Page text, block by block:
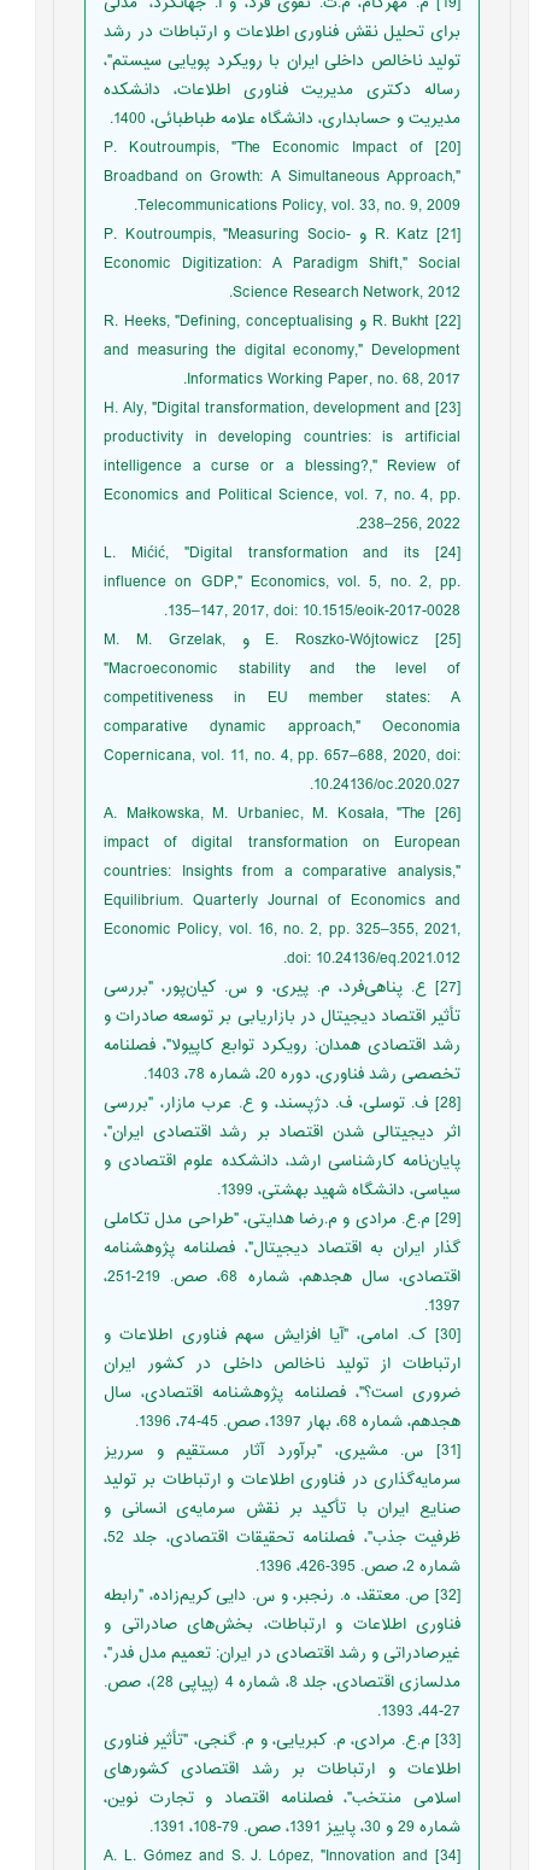
برای تحلیل نقش فناوری اطلاعات و ارتباطات در رشد
تولید ناخالص داخلی ایران با رویکرد پویایی سیستم"،
رساله دکتری مدیریت فناوری اطلاعات، دانشکده
مدیریت و حسابداری، دانشگاه علامه طباطبائی، 1400.
[20] P. Koutroumpis, "The Economic Impact of
Broadband on Growth: A Simultaneous Approach,"
Telecommunications Policy, vol. 33, no. 9, 2009.
[21] R. Katz و P. Koutroumpis, "Measuring Socio-
Economic Digitization: A Paradigm Shift," Social
Science Research Network, 2012.
[22] R. Bukht و R. Heeks, "Defining, conceptualising
and measuring the digital economy," Development
Informatics Working Paper, no. 68, 2017.
[23] H. Aly, "Digital transformation, development and
productivity in developing countries: is artificial
intelligence a curse or a blessing?," Review of
Economics and Political Science, vol. 7, no. 4, pp.
238–256, 2022.
[24] L. Mićić, "Digital transformation and its
influence on GDP," Economics, vol. 5, no. 2, pp.
135–147, 2017, doi: 10.1515/eoik-2017-0028.
[25] E. Roszko-Wójtowicz و M. M. Grzelak,
"Macroeconomic stability and the level of
competitiveness in EU member states: A
comparative dynamic approach," Oeconomia
Copernicana, vol. 11, no. 4, pp. 657–688, 2020, doi:
10.24136/oc.2020.027.
[26] A. Małkowska, M. Urbaniec, M. Kosała, "The
impact of digital transformation on European
countries: Insights from a comparative analysis,"
Equilibrium. Quarterly Journal of Economics and
Economic Policy, vol. 16, no. 2, pp. 325–355, 2021,
doi: 10.24136/eq.2021.012.
[27] ع. پناهی‌فرد، م. پیری، و س. کیان‌پور، "بررسی
تأثیر اقتصاد دیجیتال در بازاریابی بر توسعه صادرات و
رشد اقتصادی همدان: رویکرد توابع کاپیولا"، فصلنامه
تخصصی رشد فناوری، دوره 20، شماره 78، 1403.
[28] ف. توسلی، ف. دژپسند، و ع. عرب مازار، "بررسی
اثر دیجیتالی شدن اقتصاد بر رشد اقتصادی ایران"،
پایان‌نامه کارشناسی ارشد، دانشکده علوم اقتصادی و
سیاسی، دانشگاه شهید بهشتی، 1399.
[29] م.ع. مرادی و م.رضا هدایتی، "طراحی مدل تکاملی
گذار ایران به اقتصاد دیجیتال"، فصلنامه پژوهشنامه
اقتصادی، سال هجدهم، شماره 68، صص. 219-251،
1397.
[30] ک. امامی، "آیا افزایش سهم فناوری اطلاعات و
ارتباطات از تولید ناخالص داخلی در کشور ایران
ضروری است؟"، فصلنامه پژوهشنامه اقتصادی، سال
هجدهم، شماره 68، بهار 1397، صص. 45-74، 1396.
[31] س. مشیری، "برآورد آثار مستقیم و سرریز
سرمایه‌گذاری در فناوری اطلاعات و ارتباطات بر تولید
صنایع ایران با تأکید بر نقش سرمایه‌ی انسانی و
ظرفیت جذب"، فصلنامه تحقیقات اقتصادی، جلد 52،
شماره 2، صص. 395-426، 1396.
[32] ص. معتقد، ه. رنجبر، و س. دایی کریم‌زاده، "رابطه
فناوری اطلاعات و ارتباطات، بخش‌های صادراتی و
غیرصادراتی و رشد اقتصادی در ایران: تعمیم مدل فدر"،
مدلسازی اقتصادی، جلد 8، شماره 4 (پیاپی 28)، صص.
27-44، 1393.
[33] م.ع. مرادی، م. کبریایی، و م. گنجی، "تأثیر فناوری
اطلاعات و ارتباطات بر رشد اقتصادی کشورهای
اسلامی منتخب"، فصلنامه اقتصاد و تجارت نوین،
شماره 29 و 30، پاییز 1391، صص. 79-108، 1391.
[34] A. L. Gómez and S. J. López, "Innovation and